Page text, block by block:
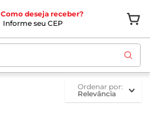
Como deseja receber?
Informe seu CEP
ordenar por
Relevância